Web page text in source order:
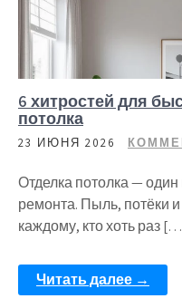
6 хитростей для
потолка
23 ИЮНЯ 2026
Отделка потолка —
ремонта. Пыль, потёки
каждому, кто хоть раз
Читать далее →